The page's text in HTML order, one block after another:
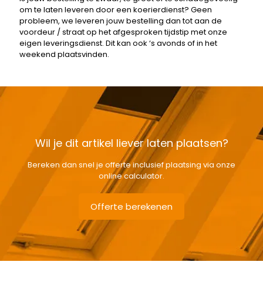
om te laten leveren door een koerierdienst? Geen
probleem, we leveren jouw bestelling dan tot aan de
voordeur / straat op het afgesproken tijdstip met onze
eigen leveringsdienst. Dit kan ook ‘s avonds of in het
weekend plaatsvinden.
Wil je dit artikel liever laten plaatsen?
Bereken dan snel je offerte inclusief plaatsing via onze
online calculator.
Offerte berekenen